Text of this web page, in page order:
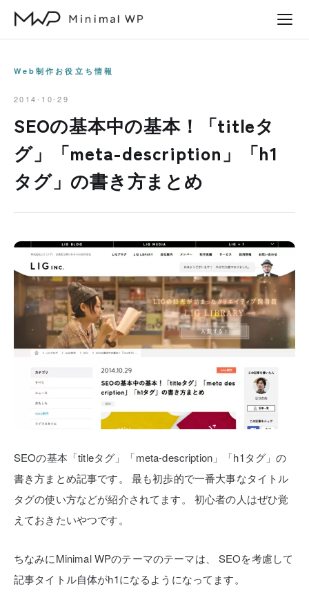
Web制作お役立ち情報
2014-10-29
SEOの基本中の基本！「titleタ
グ」「meta-description」「h1
タグ」の書き方まとめ
SEOの基本「titleタグ」「meta-description」「h1タグ」の
書き方まとめ記事です。
最も初歩的で一番大事なタイトル
タグの使い方などが紹介されてます。
初心者の人はぜひ覚
えておきたいやつです。
ちなみにMinimal WPのテーマのテーマは、
SEOを考慮して
記事タイトル自体がh1になるようになってます。